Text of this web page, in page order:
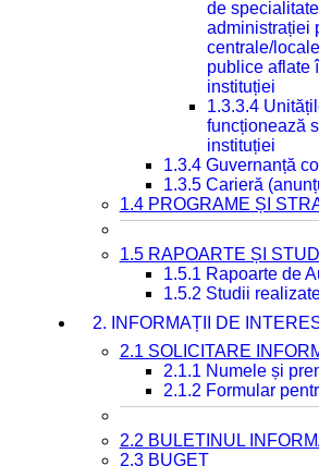
de
administrației
centrale/
publice aflate
instituției
1.3.3.4
funcționează
instituției
1.3.4 Guvernanță
1.3.5 Carieră
1.4 PROGRAME ȘI
1.5 RAPOARTE ȘI STUDII
1.5.1 Rapoarte de
1.5.2 Studii
2. INFORMAȚII DE
2.1 SOLICITARE
2.1.1 Numele și
2.1.2 Formular
2.2 BULETINUL
2.3 BUGET